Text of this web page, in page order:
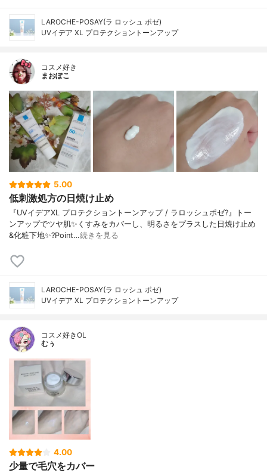
LAROCHE-POSAY(ラ ロッシュ ポゼ)
UVイデア XL プロテクショントーンアップ
コスメ好き
まおぽこ
5.00
低刺激処方の日焼け止め
『UVイデアXL プロテクショントーンアップ / ラロッシュポゼ?』トー
ンアップでツヤ肌✨くすみをカバーし、明るさをプラスした日焼け止め
&化粧下地✨?Point…続きを見る
LAROCHE-POSAY(ラ ロッシュ ポゼ)
UVイデア XL プロテクショントーンアップ
コスメ好きOL
むぅ
4.00
少量で毛穴をカバー